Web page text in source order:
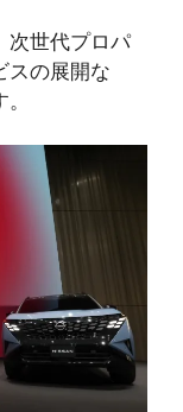
次世代プロパ
スの展開な